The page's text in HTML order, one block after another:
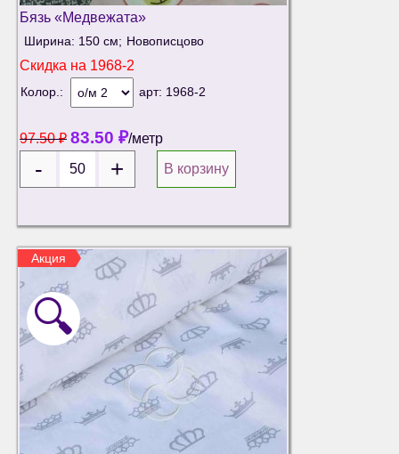
Бязь «Медвежата»
Ширина: 150 см; Новописцово
Скидка на 1968-2
Колор.: арт: 1968-2
97.50₽ 83.50 ₽/метр
В корзину
Акция
🔍